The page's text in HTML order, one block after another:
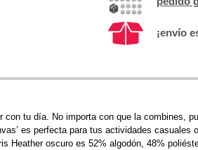
¡envío
con tu día. No importa con que la combines,
es perfecta para tus actividades
Heather oscuro es 52% algodón, 48%